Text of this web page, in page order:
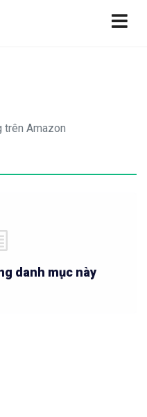
trên Amazon
danh mục này